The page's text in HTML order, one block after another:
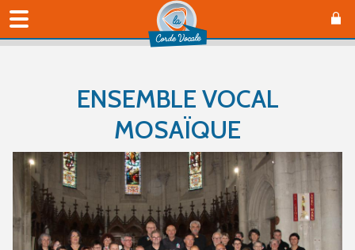
ENSEMBLE VOCAL
MOSAÏQUE